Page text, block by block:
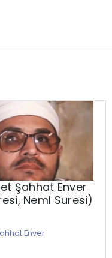
Şahhat Enver
Neml Suresi)
Enver